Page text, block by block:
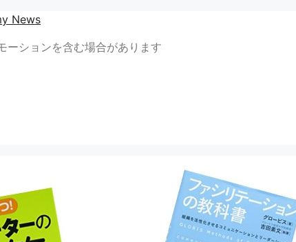
News
ーションを含む場合があります